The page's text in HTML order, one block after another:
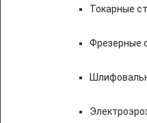
Токарные
Фрезерные